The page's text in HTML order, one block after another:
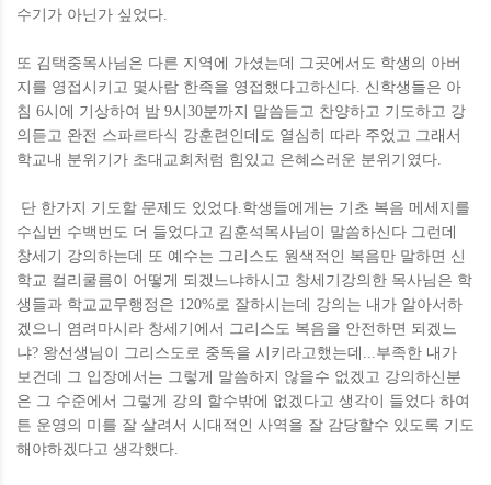
수기가 아닌가 싶었다.
또 김택중목사님은 다른 지역에 가셨는데 그곳에서도 학생의 아버
지를 영접시키고 몇사람 한족을 영접했다고하신다. 신학생들은 아
침 6시에 기상하여 밤 9시30분까지 말씀듣고 찬양하고 기도하고 강
의듣고 완전 스파르타식 강훈련인데도 열심히 따라 주었고 그래서
학교내 분위기가 초대교회처럼 힘있고 은혜스러운 분위기였다.
단 한가지 기도할 문제도 있었다.학생들에게는 기초 복음 메세지를
수십번 수백번도 더 들었다고 김훈석목사님이 말씀하신다 그런데
창세기 강의하는데 또 예수는 그리스도 원색적인 복음만 말하면 신
학교 컬리쿨름이 어떻게 되겠느냐하시고 창세기강의한 목사님은 학
생들과 학교교무행정은 120%로 잘하시는데 강의는 내가 알아서하
겠으니 염려마시라 창세기에서 그리스도 복음을 안전하면 되겠느
냐? 왕선생님이 그리스도로 중독을 시키라고했는데...부족한 내가
보건데 그 입장에서는 그렇게 말씀하지 않을수 없겠고 강의하신분
은 그 수준에서 그렇게 강의 할수밖에 없겠다고 생각이 들었다 하여
튼 운영의 미를 잘 살려서 시대적인 사역을 잘 감당할수 있도록 기도
해야하겠다고 생각했다.